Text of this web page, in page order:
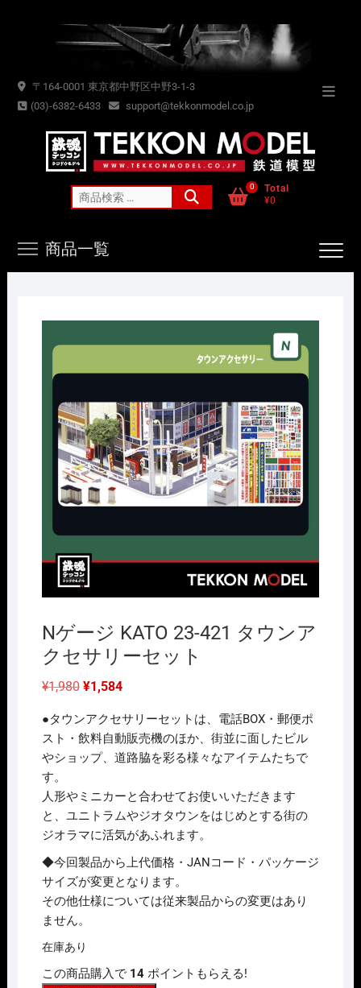
〒164-0001 東京都中野区中野3-1-3
(03)-6382-6433
support@tekkonmodel.co.jp
索
0
Total
¥0
商品一覧
Nゲージ KATO 23-421 タウンア
クセサリーセット
¥1,980 元
格
は
¥1,980
で
¥1,584現
価
格
は
¥1,584
●タウンアクセサリーセットは、電話BOX・郵便ポ
スト・飲料自動販売機のほか、街並に面したビル
やショップ、道路脇を彩る様々なアイテムたちで
す。
人形やミニカーと合わせてお使いいただきます
と、ユニトラムやジオタウンをはじめとする街の
ジオラマに活気があふれます。
◆今回製品から上代価格・JANコード・パッケージ
サイズが変更となります。
その他仕様については従来製品からの変更はあり
ません。
在庫あり
この商品購入で 14ポイントもらえる!